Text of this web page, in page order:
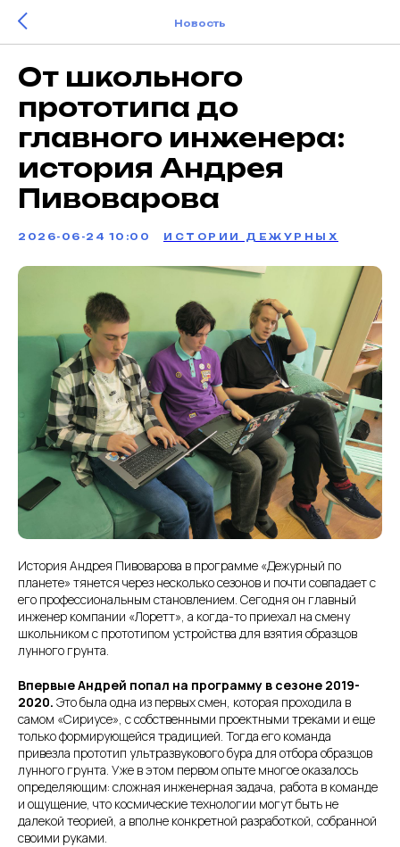
Новость
От школьного
прототипа до
главного инженера:
история Андрея
Пивоварова
2026-06-24 10:00 ИСТОРИИ ДЕЖУРНЫХ
История Андрея Пивоварова в программе «Дежурный по
планете» тянется через несколько сезонов и почти совпадает с
его профессиональным становлением. Сегодня он главный
инженер компании «Лоретт», а когда-то приехал на смену
школьником с прототипом устройства для взятия образцов
лунного грунта.
Впервые Андрей попал на программу в сезоне 2019-
2020. Это была одна из первых смен, которая проходила в
самом «Сириусе», с собственными проектными треками и еще
только формирующейся традицией. Тогда его команда
привезла прототип ультразвукового бура для отбора образцов
лунного грунта. Уже в этом первом опыте многое оказалось
определяющим: сложная инженерная задача, работа в команде
и ощущение, что космические технологии могут быть не
далекой теорией, а вполне конкретной разработкой, собранной
своими руками.